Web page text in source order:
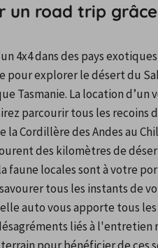
un road trip
4x4 dans des pays
explorer le désert du
Tasmanie. La location d’un
parcourir tous les recoins
Cordillère des Andes au
des kilomètres de
faune locales sont à votre
tous les instants de
auto vous apporte tous
liés à